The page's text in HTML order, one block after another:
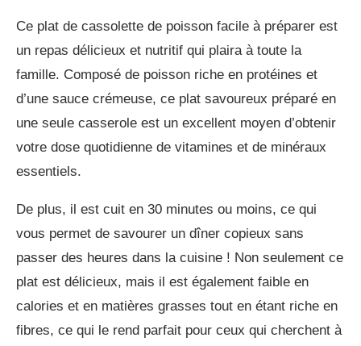
Ce plat de cassolette de poisson facile à préparer est
un repas délicieux et nutritif qui plaira à toute la
famille. Composé de poisson riche en protéines et
d’une sauce crémeuse, ce plat savoureux préparé en
une seule casserole est un excellent moyen d’obtenir
votre dose quotidienne de vitamines et de minéraux
essentiels.
De plus, il est cuit en 30 minutes ou moins, ce qui
vous permet de savourer un dîner copieux sans
passer des heures dans la cuisine ! Non seulement ce
plat est délicieux, mais il est également faible en
calories et en matières grasses tout en étant riche en
fibres, ce qui le rend parfait pour ceux qui cherchent à